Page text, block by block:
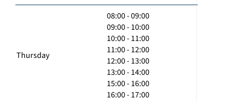
Thursday
08:00 - 09:00
09:00 - 10:00
10:00 - 11:00
11:00 - 12:00
12:00 - 13:00
13:00 - 14:00
15:00 - 16:00
16:00 - 17:00